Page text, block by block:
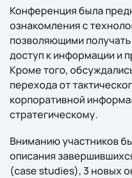
Конференция была
ознакомления с
позволяющими
доступ к информации и
Кроме того,
перехода от
корпоративной
стратегическому.
Вниманию участников
описания
(case studies), 3 новых